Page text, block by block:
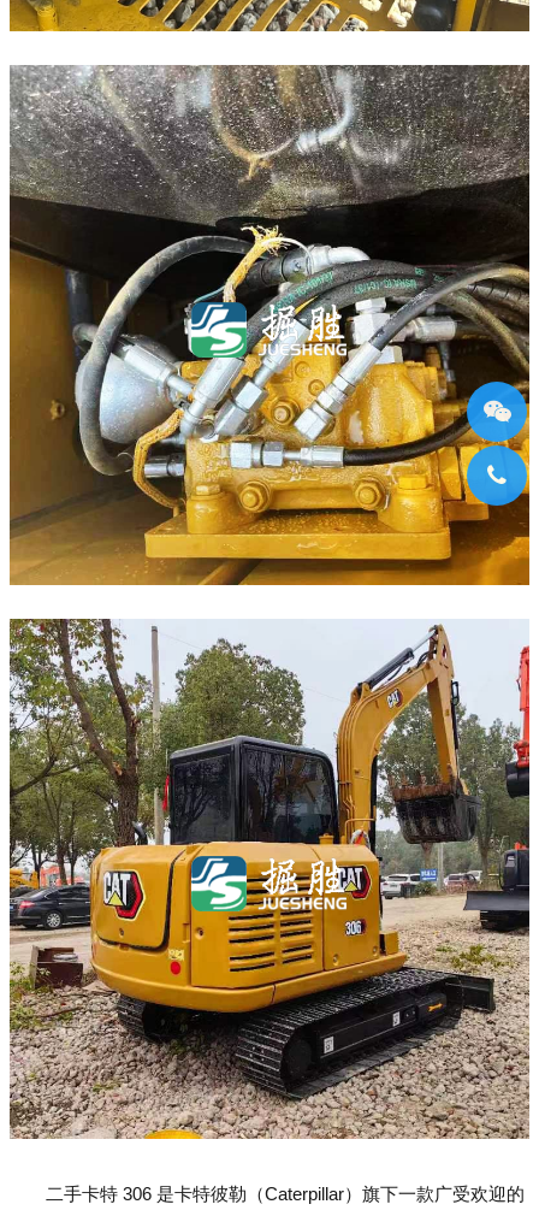
二手卡特 306 是卡特彼勒（Caterpillar）旗下一款广受欢迎的